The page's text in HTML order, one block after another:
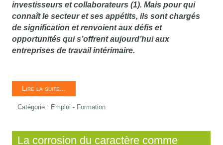
investisseurs et collaborateurs (1). Mais pour qui
connaît le secteur et ses appétits, ils sont chargés
de signification et renvoient aux défis et
opportunités qui s’offrent aujourd’hui aux
entreprises de travail intérimaire.
Lire la suite...
Catégorie : Emploi - Formation
La corrosion du caractère comme